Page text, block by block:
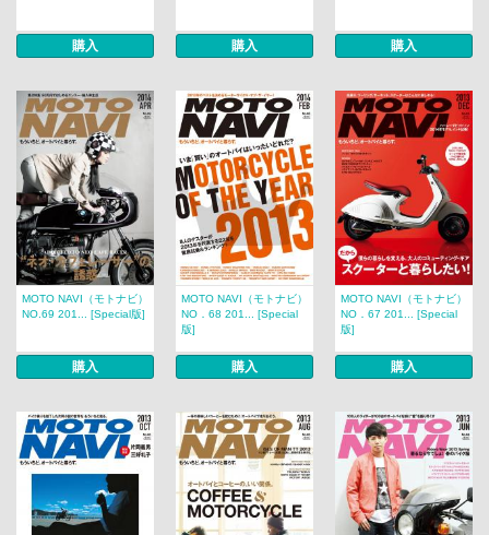
購入 購入 購入
MOTO NAVI（モトナビ）
NO.69 201... [Special版]
購入
MOTO NAVI（モトナビ）
NO．68 201... [Special
版]
購入
MOTO NAVI（モトナビ）
NO．67 201... [Special
版]
購入